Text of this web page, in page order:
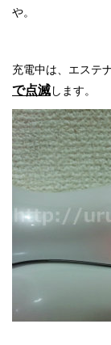
や。
充電中は、エステ
で点滅します。